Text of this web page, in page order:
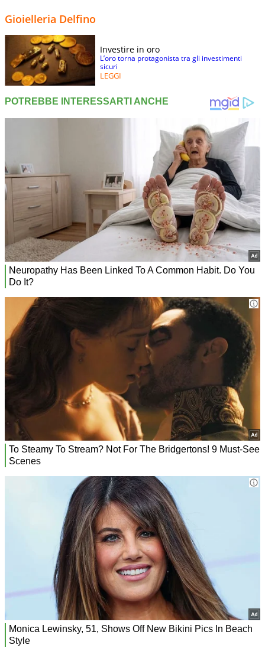
Gioielleria Delfino
Investire in oro
L’oro torna protagonista tra gli investimenti
sicuri
LEGGI